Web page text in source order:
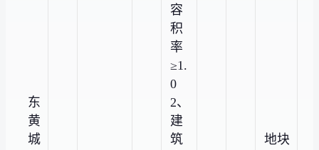
东
黄
城
容
积
率
≥1.
0
2、
建
筑
地块